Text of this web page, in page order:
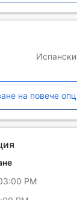
Испански
Немски
Руски
на повече
PM